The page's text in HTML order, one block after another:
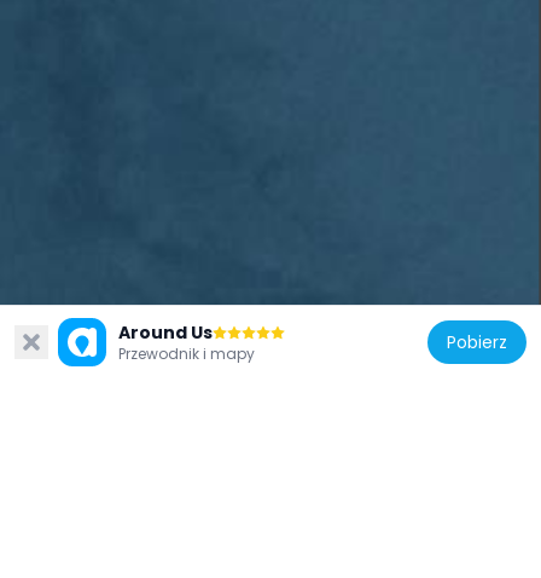
YvoireAround Us
Przewodnik i mapy Pobierz